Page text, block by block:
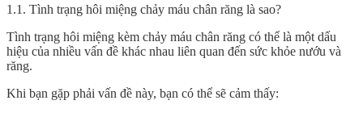
1.1. Tình trạng hôi miệng chảy máu chân răng là sao?
Tình trạng hôi miệng kèm chảy máu chân răng có thể là một dấu
hiệu của nhiều vấn đề khác nhau liên quan đến sức khỏe nướu và
răng.
Khi bạn gặp phải vấn đề này, bạn có thể sẽ cảm thấy: